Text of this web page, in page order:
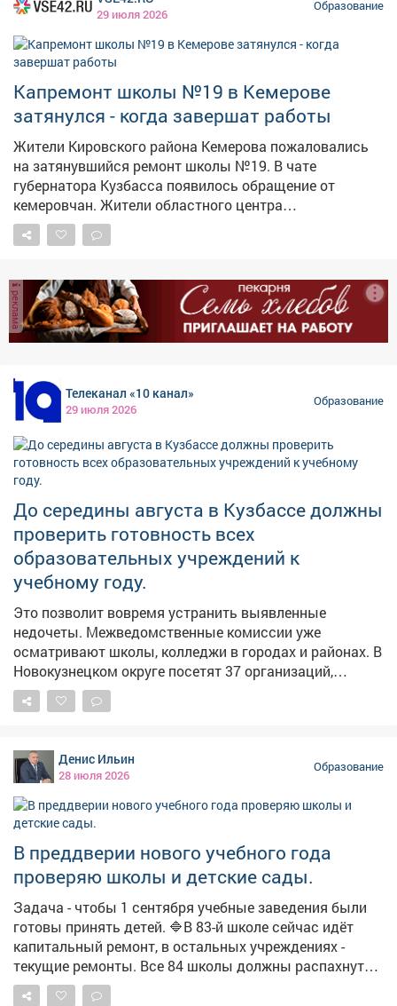
Поручил заказчику уже сейчас начинать
https://max.ru/channel_kambalin
29 июля 2026
Образование
Капремонт школы №19 в Кемерове
затянулся - когда завершат работы
Жители Кировского района Кемерова пожаловались
на затянувшийся ремонт школы №19. В чате
губернатора Кузбасса появилось обращение от
кемеровчан. Жители областного центра
поинтересовались судьбой школы №19. –
Подскажите, когда будет закончен ремонт школы
других школах, из-за чего их учебные часы сокращены
и они не получают должного образования, –
заявляется в публикации. В администрации Кемерова
ответили: завершить капитальный ремонт школы
затянувшемся капремонте школы поднимался также
и осенью прошлого года.
реклама
Телеканал «10 канал»
29 июля 2026
Образование
До середины августа в Кузбассе должны
проверить готовность всех
образовательных учреждений к
учебному году.
Это позволит вовремя устранить выявленные
недочеты. Межведомственные комиссии уже
осматривают школы, колледжи в городах и районах. В
Новокузнецком округе посетят 37 организаций,
включая детские сады и учреждения
дополнительного образования. В пяти сельских
освещение, кровлю, ремонтируют полы, спортзал.
Остальные организации уже на стадии проверки.
Специалисты оценивают, соблюдены ли санитарные
нормы, исправна ли автоматической пожарной
сигнализация, есть ли средства тушения огня.
Внимание также системам видеонаблюдения,
способам передачи тревожных сообщений.
Антитеррористическая безопасность - важный аспект
подготовки. На случай внештатной ситуации должны
быть и аптечки, и запас воды, и место, где можно
переждать опасность. #новости10канала
Денис Ильин
28 июля 2026
Образование
В преддверии нового учебного года
проверяю школы и детские сады.
Задача - чтобы 1 сентября учебные заведения были
готовы принять детей. 🔷В 83-й школе сейчас идёт
капитальный ремонт, в остальных учреждениях -
текущие ремонты. Все 84 школы должны распахнуть
свои двери 1 сентября. ➡️Особое внимание -